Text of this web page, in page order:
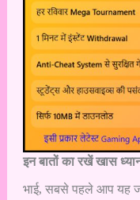
इन बातों का रखें खास
भाई, सबसे पहले आप यह